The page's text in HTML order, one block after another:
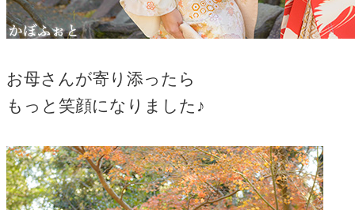
お母さんが寄り添ったら
もっと笑顔になりました♪